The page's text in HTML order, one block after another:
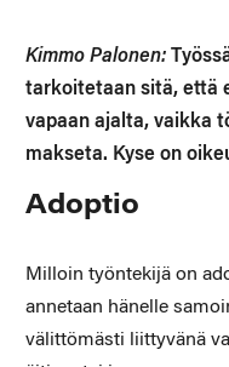
Kimmo Palonen:
tarkoitetaan sitä, että
vapaan ajalta, vaikka
makseta. Kyse on
Adoptio
Milloin työntekijä on
annetaan hänelle
välittömästi liittyvänä